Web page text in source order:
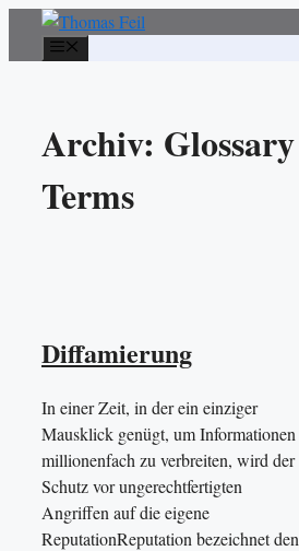
Archiv: Glossary
Terms
Diffamierung
In einer Zeit, in der ein einziger
Mausklick genügt, um Informationen
millionenfach zu verbreiten, wird der
Schutz vor ungerechtfertigten
Angriffen auf die eigene
ReputationReputation bezeichnet den